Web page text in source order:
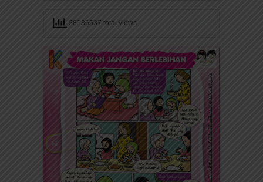
28186537 total views